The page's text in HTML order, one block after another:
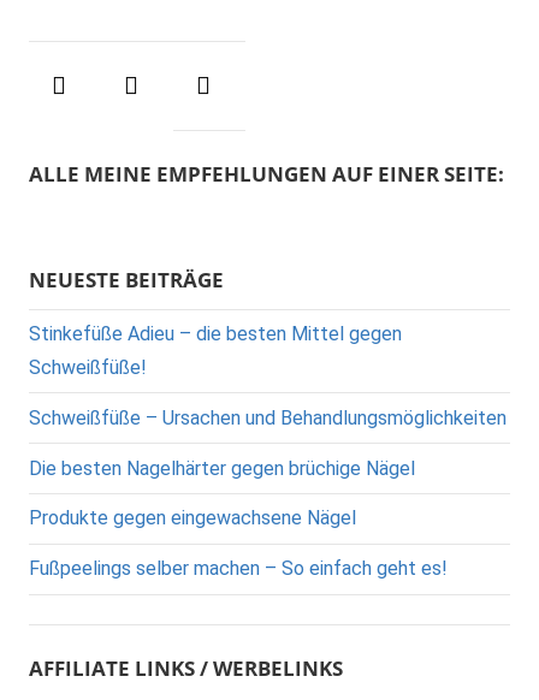
h
a
n
ALLE MEINE EMPFEHLUNGEN AUF EINER SEITE:
NEUESTE BEITRÄGE
Stinkefüße Adieu – die besten Mittel gegen
Schweißfüße!
Schweißfüße – Ursachen und Behandlungsmöglichkeiten
Die besten Nagelhärter gegen brüchige Nägel
Produkte gegen eingewachsene Nägel
Fußpeelings selber machen – So einfach geht es!
AFFILIATE LINKS / WERBELINKS